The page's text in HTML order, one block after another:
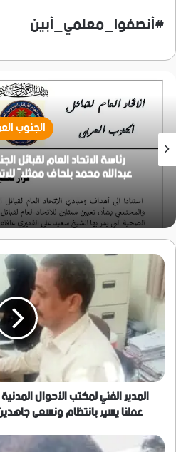
#أنصفوا_معلمي_أبين
الجنوب
رئاسة الاتحاد العام لقبائل
عبدالله محمد بلحاف ممثلاً
المدير
الفني
لمكتب
الأحوال
المدنية
والسجل
المدني
بالمنصورة: عملنا
يسير
بانتظامونسعى
المدير الفني لمكتب الأحوال
عملنا يسير بانتظام ونسعى
محافظ